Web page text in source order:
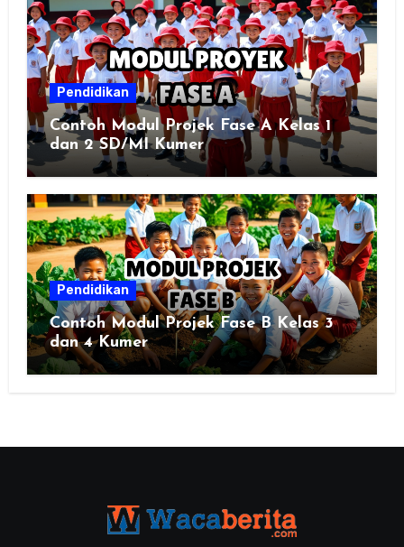
Pendidikan
Contoh Modul Projek Fase A Kelas 1
dan 2 SD/MI Kumer
Pendidikan
Contoh Modul Projek Fase B Kelas 3
dan 4 Kumer